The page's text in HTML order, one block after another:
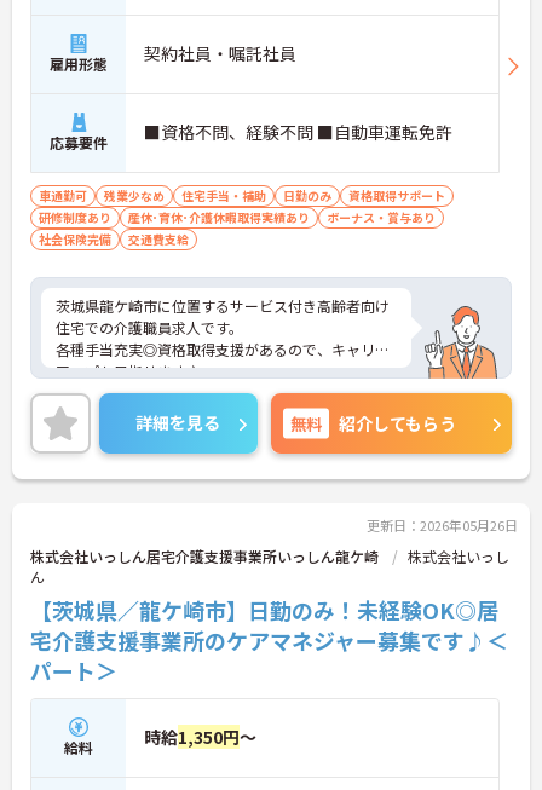
雇用形態 契約社員・嘱託社員
応募要件 ■資格不問、経験不問 ■自動車運転免許
車通勤可 残業少なめ 住宅手当・補助 日勤のみ
資格取得サポート
研修制度あり
産休･育休･介護休暇取得実績あり
ボーナス・賞与あり
社会保険完備
交通費支給
茨城県龍ケ崎市に位置するサービス付き高齢者向け
住宅での介護職員求人です。
各種手当充実◎資格取得支援があるので、キャリア
アップも目指せます♪
ご興味のある方には、面接対策ポイント等、さらに
詳細をお話ししますのでお気軽にご相談ください！
詳細を見る 無料 紹介してもらう
更新日：2026年05月26日
株式会社いっしん居宅介護支援事業所いっしん龍ケ崎
株式会社いっし
ん
【茨城県／龍ケ崎市】日勤のみ！未経験OK◎居
宅介護支援事業所のケアマネジャー募集です♪＜
パート＞
給料 時給1,350円～